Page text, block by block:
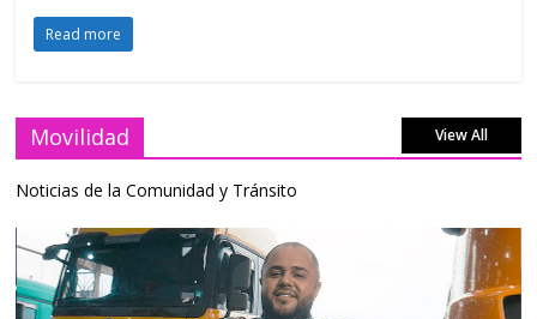
Read more
Movilidad View All
Noticias de la Comunidad y Tránsito